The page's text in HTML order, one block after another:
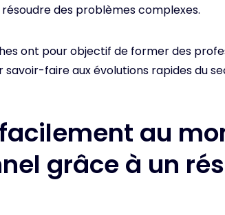
des problèmes complexes.
ont pour objectif de former des
faire aux évolutions rapides du
au
grâce à un